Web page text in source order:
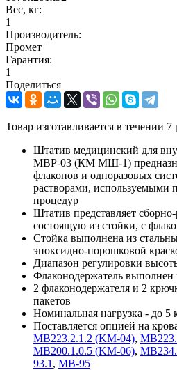
Вес, кг:
1
Производитель:
Промет
Гарантия:
1
Поделиться
Товар изготавливается в течении
Штатив медицинский для
МВР-03 (КМ МШ-1)
флаконов и одноразовых
растворами, используемыми
процедур
Штатив представляет
состоящую из стойки, с
Стойка выполнена из
эпоксидно-порошковой
Диапазон регулировки
Флаконодержатель выполнен
2 флаконодержателя и 2
пакетов
Номинальная нагрузка - до 5
Поставляется опцией на
MB223.2.1.2 (KM-04),
MB200.1.0.5 (KM-06),
93.1 , МВ-95